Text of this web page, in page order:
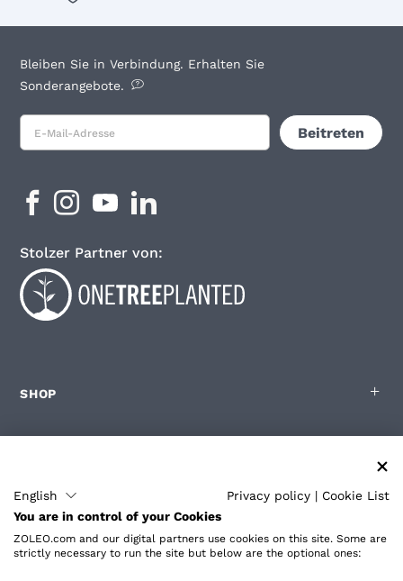
SHOP
PARTNER
Bleiben Sie in Verbindung. Erhalten Sie
Sonderangebote.
Stolzer Partner von:
English Privacy policy | Cookie List
You are in control of your Cookies
ZOLEO.com and our digital partners use cookies on this site. Some are
strictly necessary to run the site but below are the optional ones: